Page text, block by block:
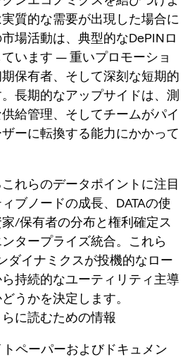
質的な需要が出現した場合に
場活動は、典型的なDePINロ
います — 重いプロモーショ
保有者、そして深刻な短期的
長期的なアップサイドは、測
給管理、そしてチームがパイ
ーに転換する能力にかかって
れらのデータポイントに注目
ブノードの成長、DATAの使
/保有者の分布と権利確定ス
タープライズ統合。これら
ダイナミクスが投機的なロー
持続的なユーティリティ主導
うかを決定します。
に読むための情報
ペーパーおよびドキュメン